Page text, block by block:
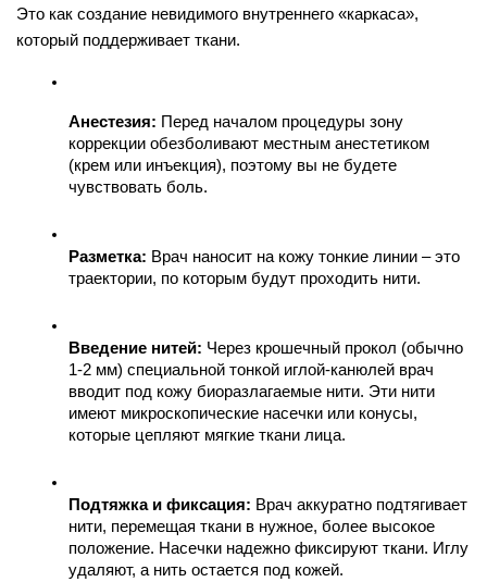
Это как создание невидимого внутреннего «каркаса»,
который поддерживает ткани.
Анестезия: Перед началом процедуры зону
коррекции обезболивают местным анестетиком
(крем или инъекция), поэтому вы не будете
чувствовать боль.
Разметка: Врач наносит на кожу тонкие линии – это
траектории, по которым будут проходить нити.
Введение нитей: Через крошечный прокол (обычно
1-2 мм) специальной тонкой иглой-канюлей врач
вводит под кожу биоразлагаемые нити. Эти нити
имеют микроскопические насечки или конусы,
которые цепляют мягкие ткани лица.
Подтяжка и фиксация: Врач аккуратно подтягивает
нити, перемещая ткани в нужное, более высокое
положение. Насечки надежно фиксируют ткани. Иглу
удаляют, а нить остается под кожей.